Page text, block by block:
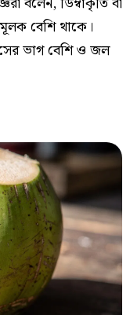
বেশি থাকে।
ভাগ বেশি ও জল